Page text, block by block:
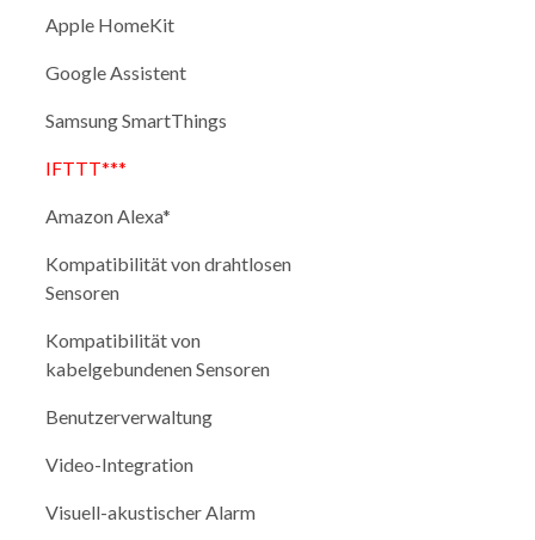
Apple HomeKit
Google Assistent
Samsung SmartThings
IFTTT***
Amazon Alexa*
Kompatibilität von drahtlosen
Sensoren
Kompatibilität von
kabelgebundenen Sensoren
Benutzerverwaltung
Video-Integration
Visuell-akustischer Alarm